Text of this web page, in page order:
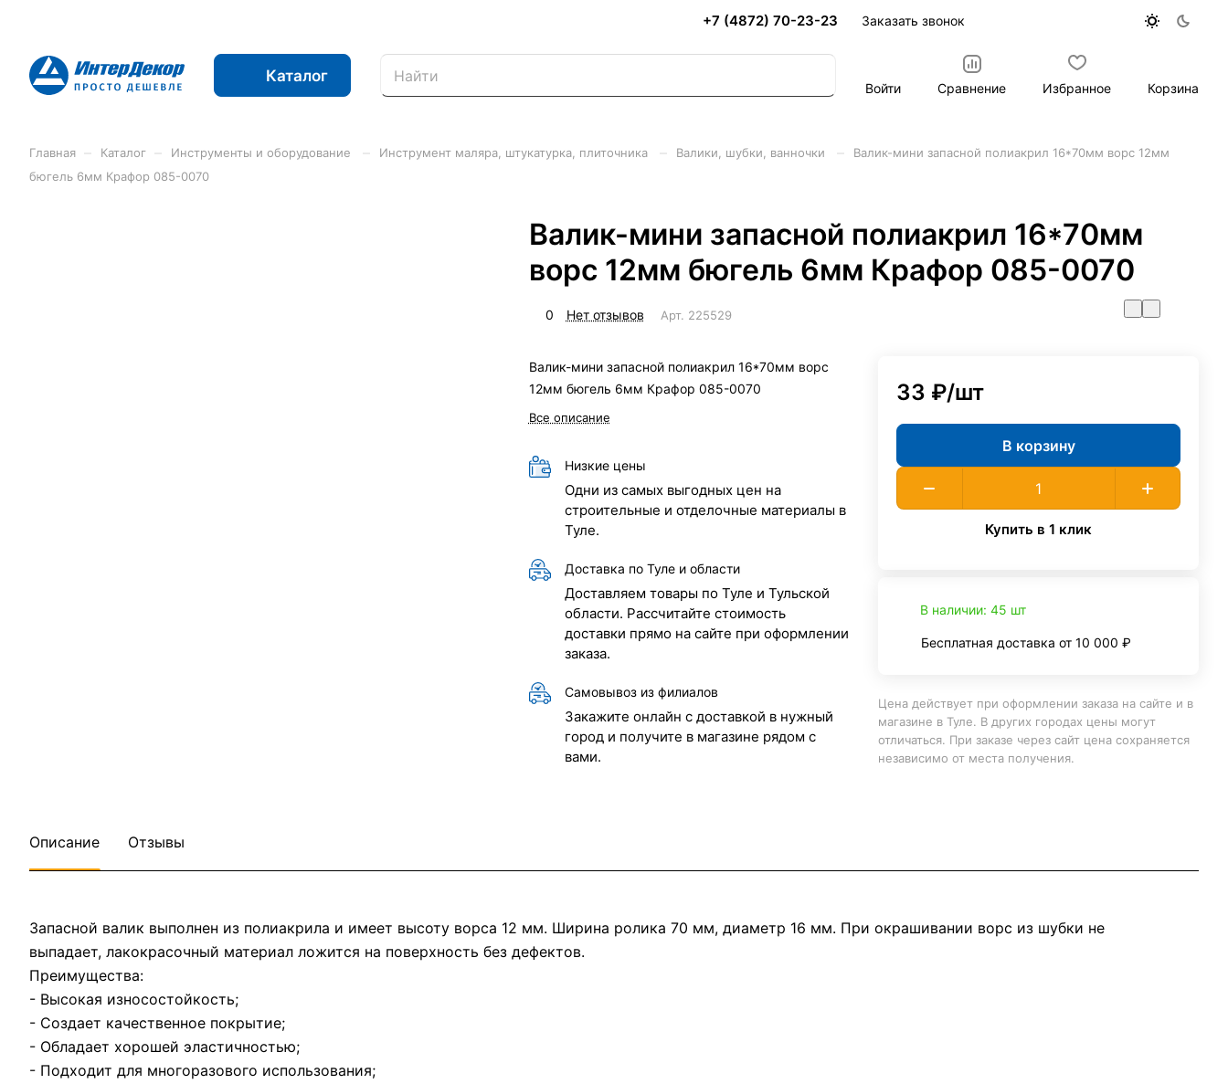
+7 (4872) 70-23-23 Заказать звонок
Каталог
Войти Сравнение Избранное Корзина
Главная Каталог Инструменты и оборудование Инструмент маляра, штукатурка, плиточника Валики, шубки, ванночки
Валик-мини запасной полиакрил 16*70мм ворс 12мм
бюгель 6мм Крафор 085-0070
Валик-мини запасной полиакрил 16*70мм
ворс 12мм бюгель 6мм Крафор 085-0070
0 Нет отзывов Арт. 225529
Валик-мини запасной полиакрил 16*70мм ворс
12мм бюгель 6мм Крафор 085-0070
Все описание
Низкие цены
Одни из самых выгодных цен на
строительные и отделочные материалы в
Туле.
Доставка по Туле и области
Доставляем товары по Туле и Тульской
области. Рассчитайте стоимость
доставки прямо на сайте при оформлении
заказа.
Самовывоз из филиалов
Закажите онлайн с доставкой в нужный
город и получите в магазине рядом с
вами.
33 ₽/шт
В корзину
Купить в 1 клик
В наличии: 45 шт
Бесплатная доставка от 10 000 ₽
Цена действует при оформлении заказа на сайте и в
магазине в Туле. В других городах цены могут
отличаться. При заказе через сайт цена сохраняется
независимо от места получения.
Описание Отзывы
Запасной валик выполнен из полиакрила и имеет высоту ворса 12 мм. Ширина ролика 70 мм, диаметр 16 мм. При окрашивании ворс из шубки не
выпадает, лакокрасочный материал ложится на поверхность без дефектов.
Преимущества:
- Высокая износостойкость;
- Создает качественное покрытие;
- Обладает хорошей эластичностью;
- Подходит для многоразового использования;